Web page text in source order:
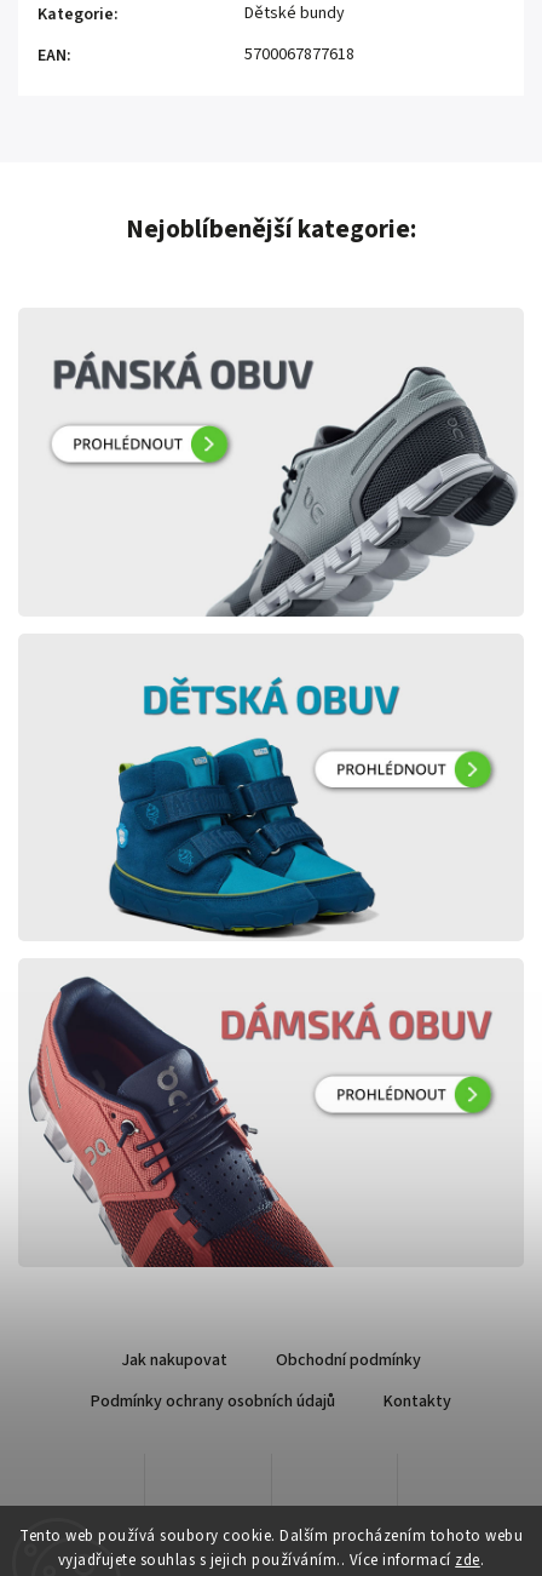
Tento web používá soubory cookie. Dalším procházením tohoto webu
vyjadřujete souhlas s jejich používáním.. Více informací zde.
Kategorie:
Dětské bundy
EAN: 5700067877618
Nejoblíbenější kategorie:
Jak nakupovat
Obchodní podmínky
Podmínky ochrany osobních údajů
Kontakty